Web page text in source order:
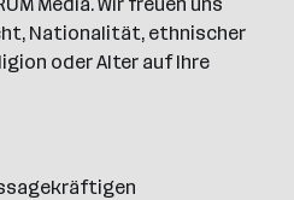
Nationalität, ethnischer
oder Alter auf Ihre